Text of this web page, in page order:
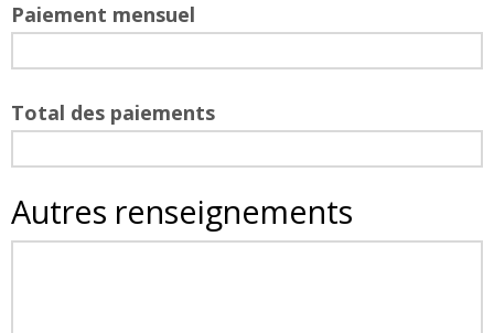
Paiement mensuel
Total des paiements
Autres renseignements